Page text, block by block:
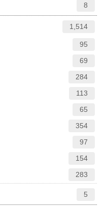
8
1,514
95
69
284
113
65
354
97
154
283
5